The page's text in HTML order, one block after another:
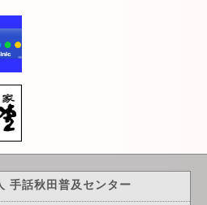
手話秋田普及センター